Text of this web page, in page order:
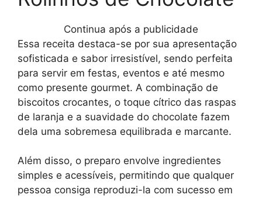
Continua após a publicidade
Essa receita destaca-se por sua apresentação
sofisticada e sabor irresistível, sendo perfeita
para servir em festas, eventos e até mesmo
como presente gourmet. A combinação de
biscoitos crocantes, o toque cítrico das raspas
de laranja e a suavidade do chocolate fazem
dela uma sobremesa equilibrada e marcante.
Além disso, o preparo envolve ingredientes
simples e acessíveis, permitindo que qualquer
pessoa consiga reproduzi-la com sucesso em